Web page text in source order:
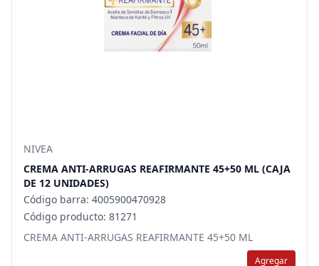
NIVEA
CREMA ANTI-ARRUGAS REAFIRMANTE 45+50 ML (CAJA
DE 12 UNIDADES)
Código barra: 4005900470928
Código producto: 81271
CREMA ANTI-ARRUGAS REAFIRMANTE 45+50 ML
Agregar